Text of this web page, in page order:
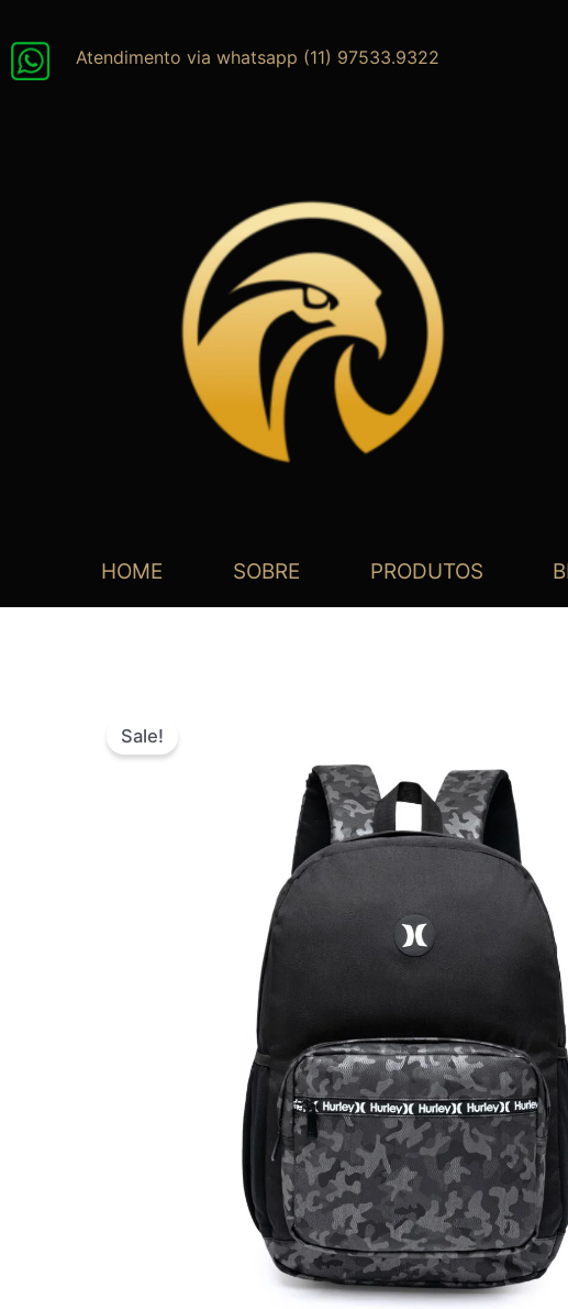
para
Atendimento via whatsapp (11) 97533.9322
HOME SOBRE PRODUTOS
Sale!